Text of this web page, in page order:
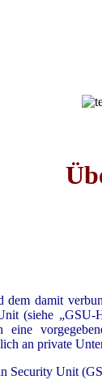
damit
(siehe
an private
Security Unit